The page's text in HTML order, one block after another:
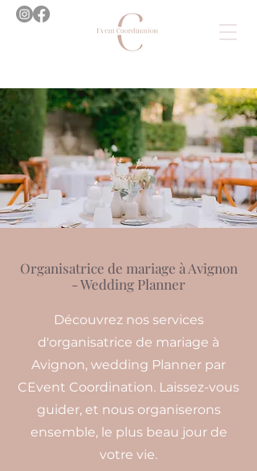
Organisatrice de mariage à Avignon
- Wedding Planner
Découvrez nos services
d'organisatrice de mariage à
Avignon, wedding Planner par
CEvent Coordination. Laissez-vous
guider, et nous organiserons
ensemble, le plus beau jour de
votre vie.